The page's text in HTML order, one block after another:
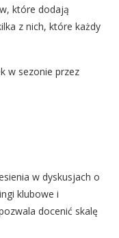
które dodają
z nich, które każdy
w sezonie przez
w dyskusjach o
klubowe i
docenić skalę